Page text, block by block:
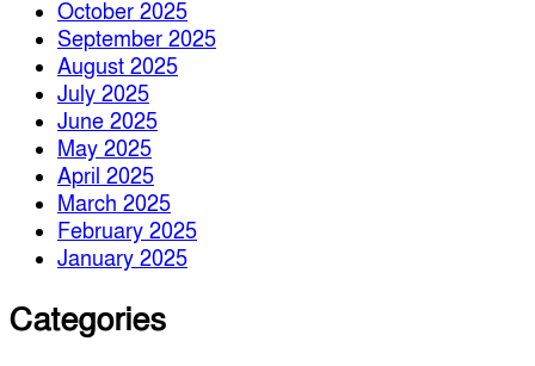
October 2025
September 2025
August 2025
July 2025
June 2025
May 2025
April 2025
March 2025
February 2025
January 2025
Categories